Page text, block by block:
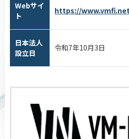
Webサイ
ト
https://
日本法人
設立日
令和7年10月3日